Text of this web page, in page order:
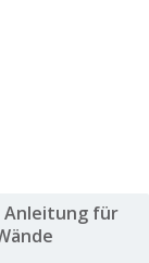
Anleitung für